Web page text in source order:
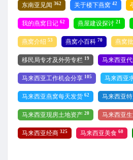
东南亚见闻 362 关于楼下燕窝 42
我的燕窝日记 62 燕屋建设探讨 21
燕窝介绍 53 燕窝小百科 70 燕窝
移民局专才及外劳专栏 19 马来西亚
马来西亚工作机会分享 105 马来西亚
马来西亚燕窝每天发货 62 马来西亚
马来西亚现房土地资产 20 马来西亚
马来西亚经商 325 马来西亚美食 60